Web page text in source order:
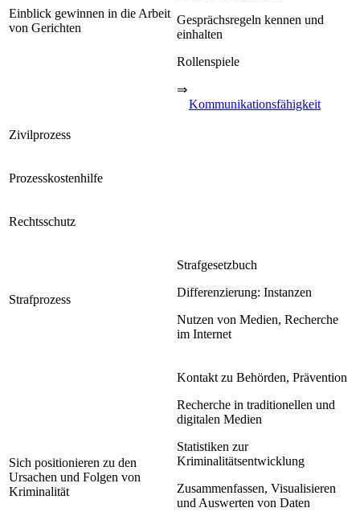
Einblick gewinnen in die Arbeit
von Gerichten
Gesprächsregeln kennen und
einhalten
Rollenspiele
⇒
Kommunikationsfähigkeit
Zivilprozess
Prozesskostenhilfe
Rechtsschutz
Strafprozess
Strafgesetzbuch
Differenzierung: Instanzen
Nutzen von Medien, Recherche
im Internet
Sich positionieren zu den
Ursachen und Folgen von
Kriminalität
Kontakt zu Behörden, Prävention
Recherche in traditionellen und
digitalen Medien
Statistiken zur
Kriminalitätsentwicklung
Zusammenfassen, Visualisieren
und Auswerten von Daten